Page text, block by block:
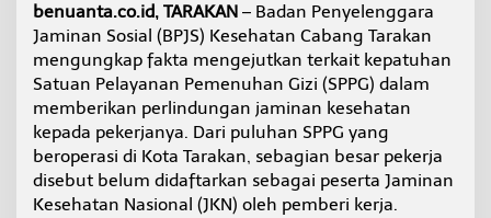
D
i
j
a
m
i
n
P
m
b
benuanta.co.id, TARAKAN – Badan Penyelenggara
Jaminan Sosial (BPJS) Kesehatan Cabang Tarakan
mengungkap fakta mengejutkan terkait kepatuhan
Satuan Pelayanan Pemenuhan Gizi (SPPG) dalam
memberikan perlindungan jaminan kesehatan
kepada pekerjanya. Dari puluhan SPPG yang
beroperasi di Kota Tarakan, sebagian besar pekerja
disebut belum didaftarkan sebagai peserta Jaminan
Kesehatan Nasional (JKN) oleh pemberi kerja.